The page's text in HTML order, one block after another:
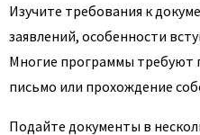
Изучите требования к
заявлений, особенности
Многие программы
письмо или прохождение
Подайте документы в